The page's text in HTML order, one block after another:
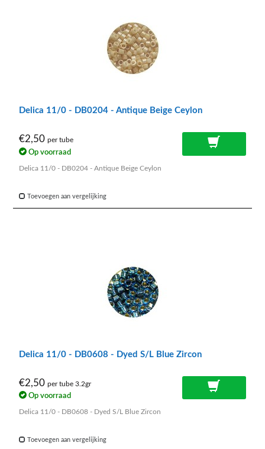
Delica 11/0 - DB0204 - Antique Beige Ceylon
€2,50 per tube
Op voorraad
Delica 11/0 - DB0204 - Antique Beige Ceylon
Toevoegen aan vergelijking
Delica 11/0 - DB0608 - Dyed S/L Blue Zircon
€2,50 per tube 3.2gr
Op voorraad
Delica 11/0 - DB0608 - Dyed S/L Blue Zircon
Toevoegen aan vergelijking